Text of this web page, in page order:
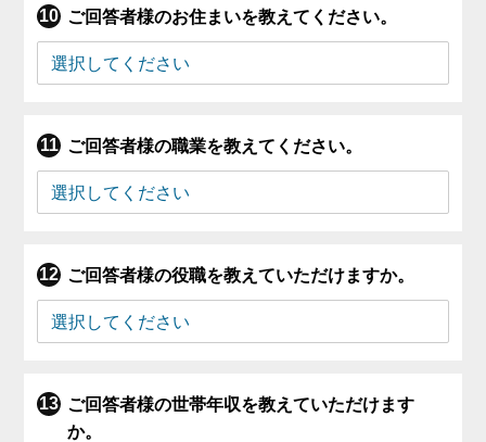
ご回答者様のお住まいを教えてください。
ご回答者様の職業を教えてください。
ご回答者様の役職を教えていただけますか。
ご回答者様の世帯年収を教えていただけます
か。